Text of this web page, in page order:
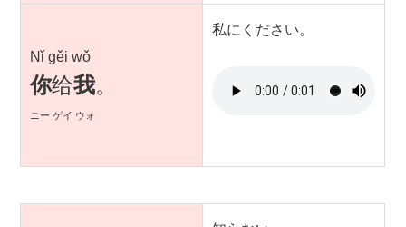
Nǐ gěi wǒ
你给我。
ニー ゲイ ウォ
私にください。